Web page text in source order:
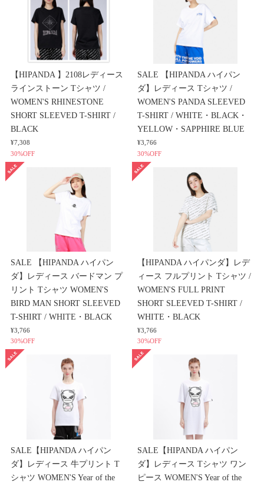
【HIPANDA 】2108レディース
ラインストーン Tシャツ /
WOMEN'S RHINESTONE
SHORT SLEEVED T-SHIRT /
BLACK
¥7,308
30%OFF
SALE 【HIPANDA ハイパン
ダ】レディース Tシャツ /
WOMEN'S PANDA SLEEVED
T-SHIRT / WHITE・BLACK・
YELLOW・SAPPHIRE BLUE
¥3,766
30%OFF
SALE 【HIPANDA ハイパン
ダ】レディース バードマン プ
リント Tシャツ WOMEN'S
BIRD MAN SHORT SLEEVED
T-SHIRT / WHITE・BLACK
¥3,766
30%OFF
【HIPANDA ハイパンダ】レデ
ィース フルプリント Tシャツ /
WOMEN'S FULL PRINT
SHORT SLEEVED T-SHIRT /
WHITE・BLACK
¥3,766
30%OFF
SALE【HIPANDA ハイパン
ダ】レディース 牛プリント T
シャツ WOMEN'S Year of the
SALE【HIPANDA ハイパン
ダ】レディース Tシャツ ワン
ピース WOMEN'S Year of the